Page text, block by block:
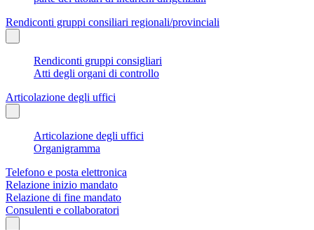
Rendiconti gruppi consiliari regionali/provinciali
Rendiconti gruppi consigliari
Atti degli organi di controllo
Articolazione degli uffici
Articolazione degli uffici
Organigramma
Telefono e posta elettronica
Relazione inizio mandato
Relazione di fine mandato
Consulenti e collaboratori